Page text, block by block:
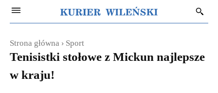
Strona główna Sport
Tenisistki stołowe z Mickun najlepsze
w kraju!